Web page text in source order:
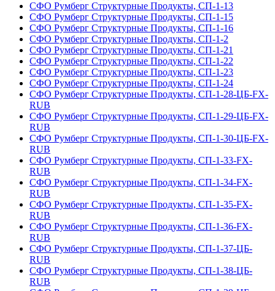
СФО Румберг Структурные Продукты, СП-1-13
СФО Румберг Структурные Продукты, СП-1-15
СФО Румберг Структурные Продукты, СП-1-16
СФО Румберг Структурные Продукты, СП-1-2
СФО Румберг Структурные Продукты, СП-1-21
СФО Румберг Структурные Продукты, СП-1-22
СФО Румберг Структурные Продукты, СП-1-23
СФО Румберг Структурные Продукты, СП-1-24
СФО Румберг Структурные Продукты, СП-1-28-ЦБ-FX-
RUB
СФО Румберг Структурные Продукты, СП-1-29-ЦБ-FX-
RUB
СФО Румберг Структурные Продукты, СП-1-30-ЦБ-FX-
RUB
СФО Румберг Структурные Продукты, СП-1-33-FX-
RUB
СФО Румберг Структурные Продукты, СП-1-34-FX-
RUB
СФО Румберг Структурные Продукты, СП-1-35-FX-
RUB
СФО Румберг Структурные Продукты, СП-1-36-FX-
RUB
СФО Румберг Структурные Продукты, СП-1-37-ЦБ-
RUB
СФО Румберг Структурные Продукты, СП-1-38-ЦБ-
RUB